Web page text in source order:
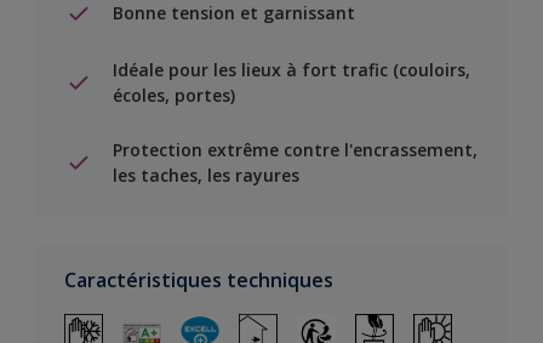
Bonne tension et garnissant
Idéale pour les lieux à fort trafic (couloirs,
écoles, portes)
Protection extrême contre l'encrassement,
les taches, les rayures
Caractéristiques techniques